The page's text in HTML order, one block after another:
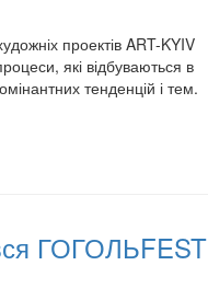
проектів ART-KYIV
які відбуваються в
тенденцій і тем.
ГОГОЛЬFEST